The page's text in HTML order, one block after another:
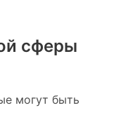
сферы
могут быть